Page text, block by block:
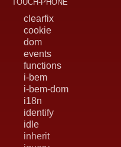
TOUCH-PHONE
clearfix
cookie
dom
events
functions
i-bem
i-bem-dom
i18n
identify
idle
inherit